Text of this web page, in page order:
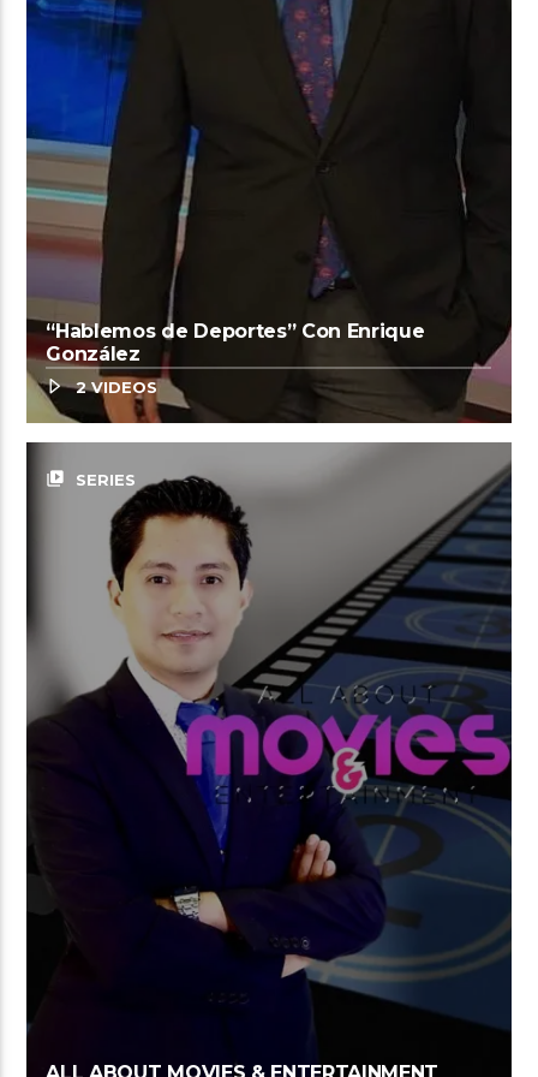
“Hablemos de Deportes” Con Enrique
González
2 VIDEOS
video_library SERIES